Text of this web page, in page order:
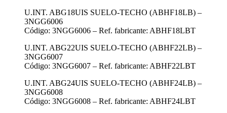
U.INT. ABG18UIS SUELO-TECHO (ABHF18LB) –
3NGG6006
Código: 3NGG6006 – Ref. fabricante: ABHF18LBT
U.INT. ABG22UIS SUELO-TECHO (ABHF22LB) –
3NGG6007
Código: 3NGG6007 – Ref. fabricante: ABHF22LBT
U.INT. ABG24UIS SUELO-TECHO (ABHF24LB) –
3NGG6008
Código: 3NGG6008 – Ref. fabricante: ABHF24LBT